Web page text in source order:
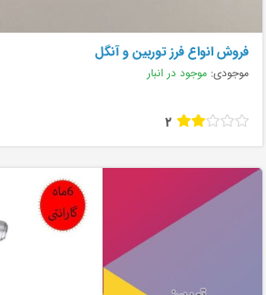
فروش انواع فرز توربین و آنگل
موجودی: موجود در انبار
2